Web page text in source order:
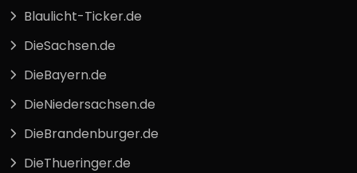
Blaulicht-Ticker.de
DieSachsen.de
DieBayern.de
DieNiedersachsen.de
DieBrandenburger.de
DieThueringer.de